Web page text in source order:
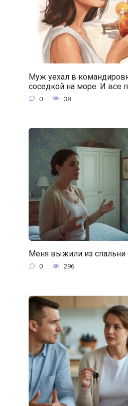
Муж уехал в
соседкой на море. И все
0 38
Меня выжили из спальни
0 296